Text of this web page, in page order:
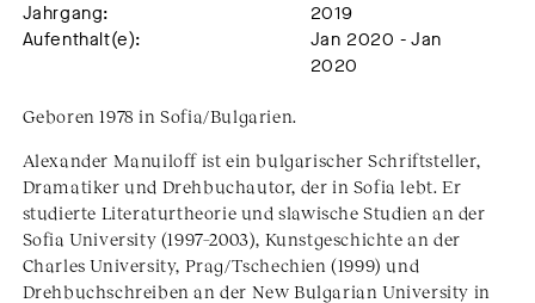
Jahrgang:
2019
Aufenthalt(e):
Jan 2020 - Jan
2020
Geboren 1978 in Sofia/Bulgarien.
Alexander Manuiloff ist ein bulgarischer Schriftsteller,
Dramatiker und Drehbuchautor, der in Sofia lebt. Er
studierte Literaturtheorie und slawische Studien an der
Sofia University (1997–2003), Kunstgeschichte an der
Charles University, Prag/Tschechien (1999) und
Drehbuchschreiben an der New Bulgarian University in